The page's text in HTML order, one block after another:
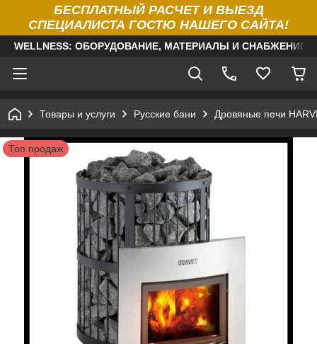
БЕСПЛАТНЫЙ РАСЧЕТ И ВЫЕЗД
СПЕЦИАЛИСТА ГОСТЮ НАШЕГО САЙТА!
WELLNESS: ОБОРУДОВАНИЕ, МАТЕРИАЛЫ И
Товары и услуги Русские бани Дровяные печи
Топ продаж